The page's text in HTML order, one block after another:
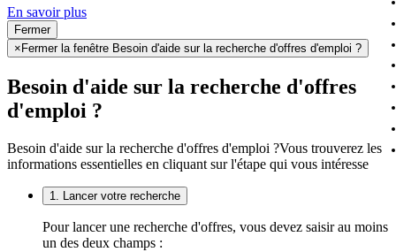
En savoir plus
Fermer
× Fermer la fenêtre Besoin d'aide sur la recherche d'offres d'emploi ?
Besoin d'aide sur la recherche d'offres
d'emploi ?
Besoin d'aide sur la recherche d'offres d'emploi ?Vous trouverez les
informations essentielles en cliquant sur l'étape qui vous intéresse
1. Lancer votre recherche
Pour lancer une recherche d'offres, vous devez saisir au moins
un des deux champs :